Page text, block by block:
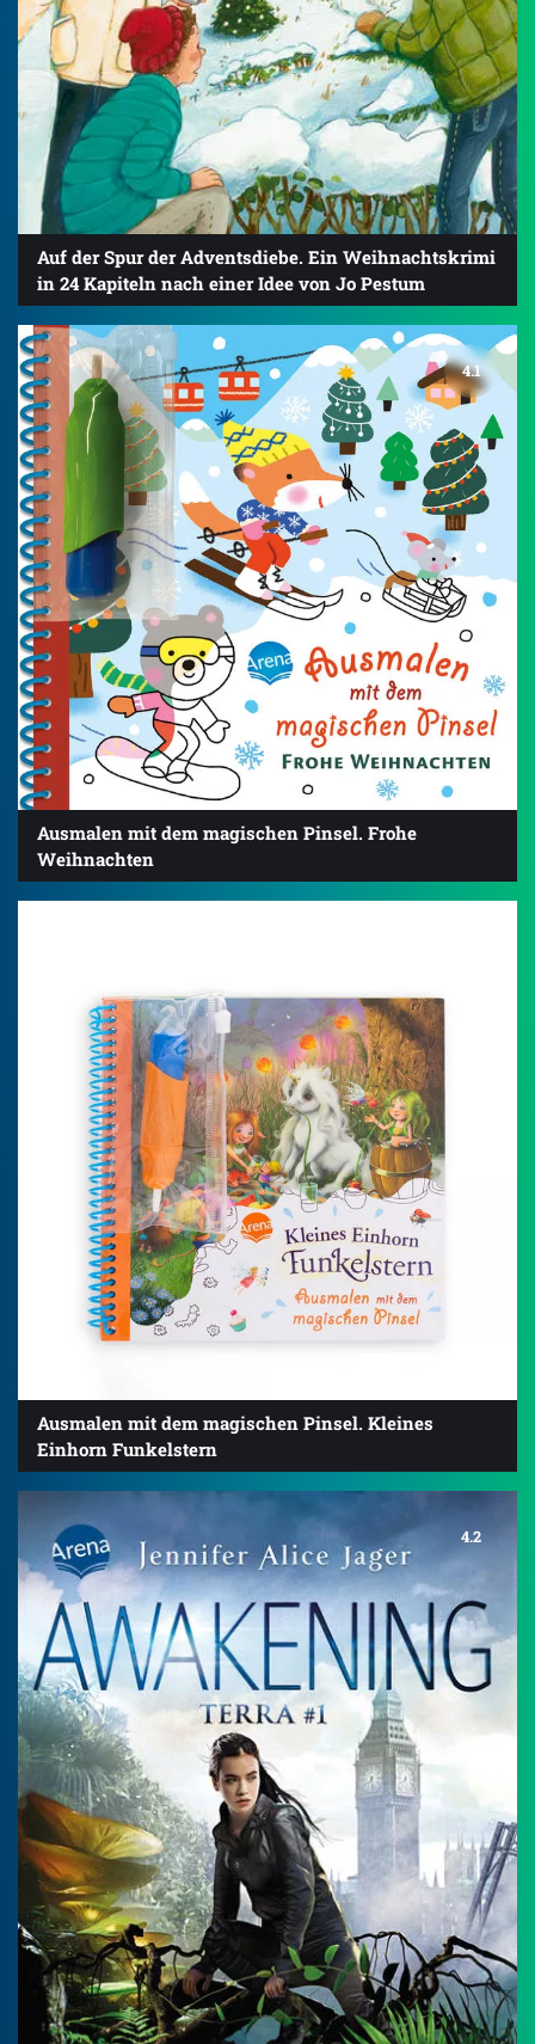
Auf der Spur der Adventsdiebe. Ein Weihnachtskrimi
in 24 Kapiteln nach einer Idee von Jo Pestum
4.1
Ausmalen mit dem magischen Pinsel. Frohe
Weihnachten
Ausmalen mit dem magischen Pinsel. Kleines
Einhorn Funkelstern
4.2